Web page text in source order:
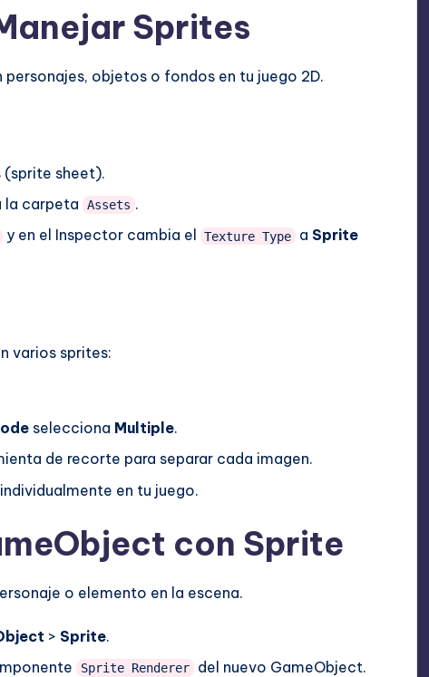
Sprites
objetos o fondos en tu juego 2D.
(sprite sheet).
la carpeta
Assets .
y en el Inspector cambia el Texture Type aSprite
varios sprites:
selecciona Multiple.
de recorte para separar cada imagen.
en tu juego.
con Sprite
o elemento en la escena.
> Sprite.
Sprite Renderer del nuevo GameObject.